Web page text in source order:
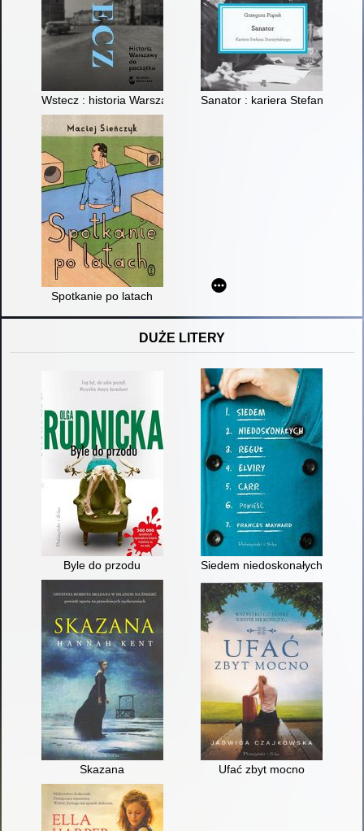
Wstecz : historia Warszawy do początkuSanator : kariera Stefana
Spotkanie po latach
DUŻE LITERY
Byle do przodu Siedem niedoskonałych reguł
Skazana Ufać zbyt mocno